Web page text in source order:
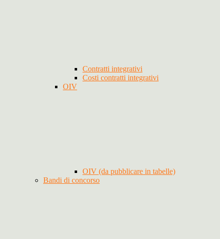
Contratti integrativi
Costi contratti integrativi
OIV
OIV (da pubblicare in tabelle)
Bandi di concorso